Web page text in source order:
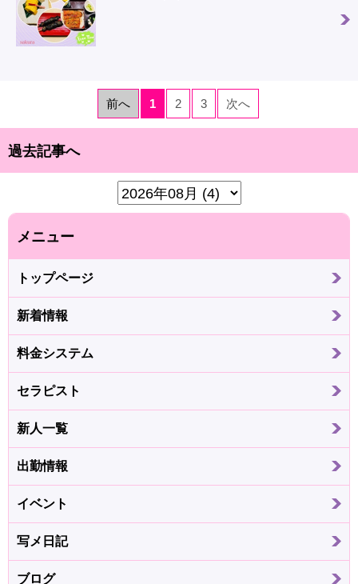
前へ 1 2 3 次へ
過去記事へ
メニュー
トップページ
新着情報
料金システム
セラピスト
新人一覧
出勤情報
イベント
写メ日記
ブログ